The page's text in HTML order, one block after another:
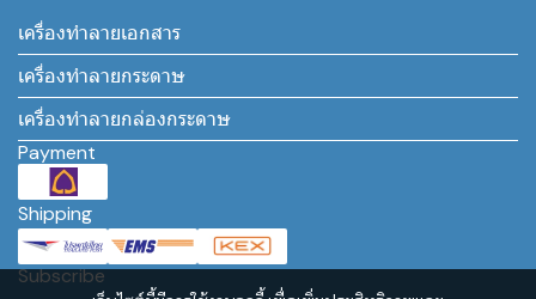
เครื่องทำลายเอกสาร
เครื่องทำลายกระดาษ
เครื่องทำลายกล่องกระดาษ
Payment
Shipping
Subscribe